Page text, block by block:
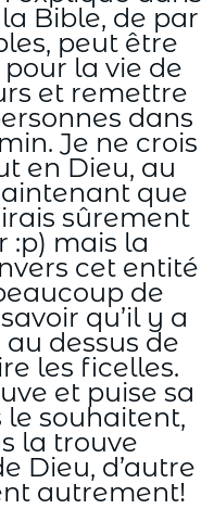
Bible, de par
peut être
la vie de
et remettre
dans
Je ne crois
en Dieu, au
que
sûrement
:p) mais la
cet entité
de
qu’il y a
au dessus de
les ficelles.
et puise sa
le souhaitent,
la trouve
Dieu, d’autre
autrement!